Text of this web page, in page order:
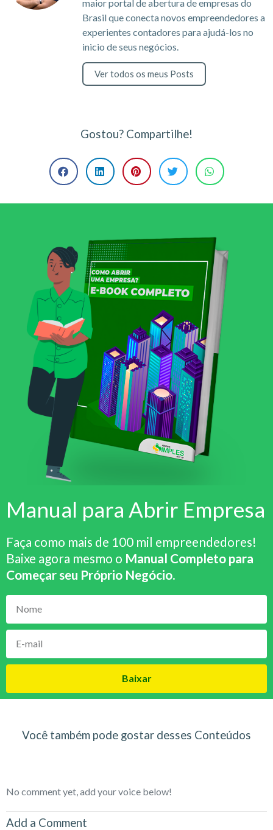
maior portal de abertura de empresas do
Brasil que conecta novos empreendedores a
experientes contadores para ajudá-los no
inicio de seus negócios.
Ver todos os meus Posts
Gostou? Compartilhe!
Manual para Abrir Empresa
Faça como mais de 100 mil empreendedores!
Baixe agora mesmo o Manual Completo para
Começar seu Próprio Negócio.
Baixar
Você também pode gostar desses Conteúdos
No comment yet, add your voice below!
Add a Comment